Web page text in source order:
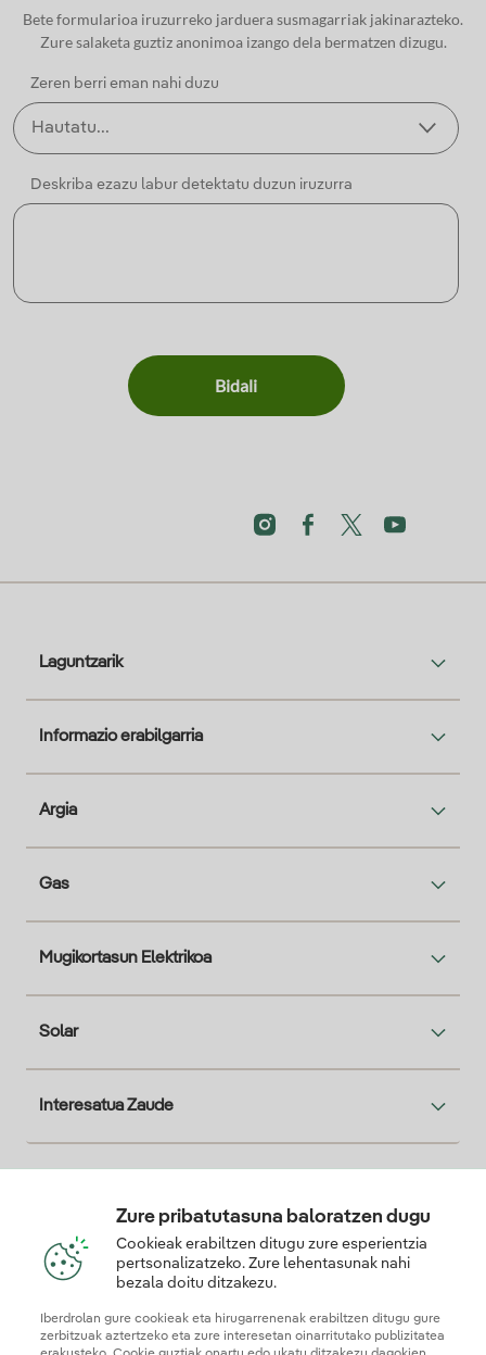
Bete formularioa iruzurreko jarduera susmagarriak jakinarazteko.
Zure salaketa guztiz anonimoa izango dela bermatzen dizugu.
Zeren berri eman nahi duzu
Deskriba ezazu labur detektatu duzun iruzurra
Bidali
Laguntzarik
Informazio erabilgarria
Argia
Gas
Mugikortasun Elektrikoa
Solar
Interesatua Zaude
Zure pribatutasuna baloratzen dugu
Cookieak erabiltzen ditugu zure esperientzia
pertsonalizatzeko. Zure lehentasunak nahi
bezala doitu ditzakezu.
Iberdrolan gure cookieak eta hirugarrenenak erabiltzen ditugu gure
zerbitzuak aztertzeko eta zure interesetan oinarritutako publizitatea